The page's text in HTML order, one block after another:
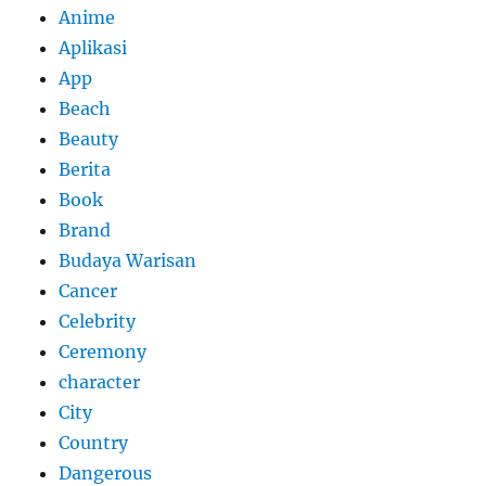
Anime
Aplikasi
App
Beach
Beauty
Berita
Book
Brand
Budaya Warisan
Cancer
Celebrity
Ceremony
character
City
Country
Dangerous